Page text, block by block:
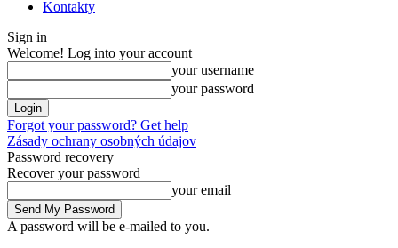
Kontakty
Sign in
Welcome! Log into your account
your username
your password
Forgot your password? Get help
Zásady ochrany osobných údajov
Password recovery
Recover your password
your email
A password will be e-mailed to you.